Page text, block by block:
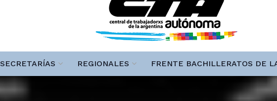
SECRETARÍAS REGIONALES FRENTE BACHILLERATOS DE